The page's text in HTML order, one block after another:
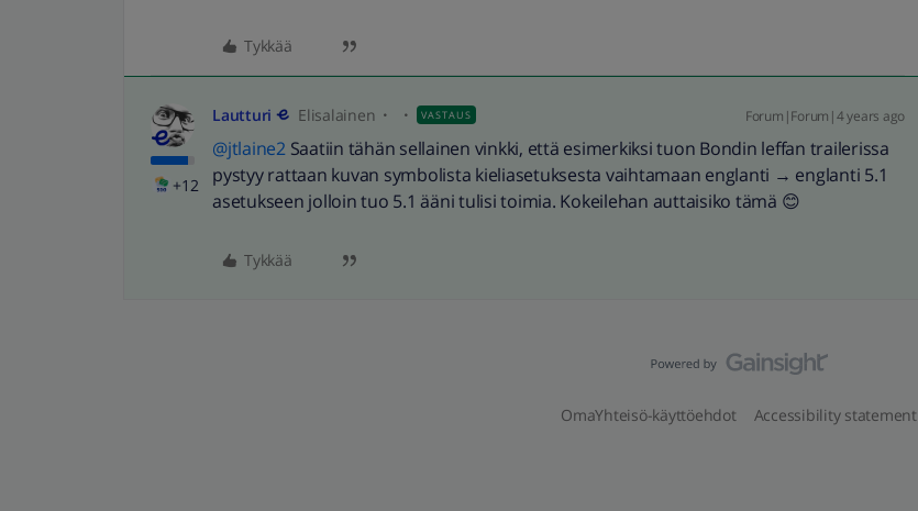
Tykkää
+12
Lautturi Elisalainen VASTAUS Forum|Forum|4 years ago
@jtlaine2Saatiin tähän sellainen vinkki, että esimerkiksi tuon Bondin leffan trailerissa
pystyy rattaan kuvan symbolista kieliasetuksesta vaihtamaan englanti → englanti 5.1
asetukseen jolloin tuo 5.1 ääni tulisi toimia. Kokeilehan auttaisiko tämä 😊
Tykkää
OmaYhteisö-käyttöehdot Accessibility statement